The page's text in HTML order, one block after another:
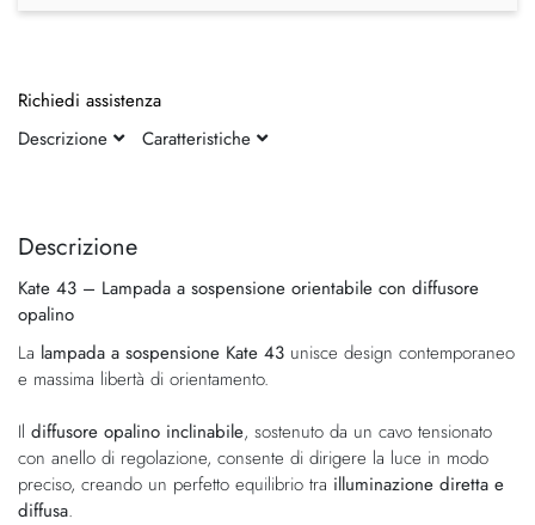
fine
galleria
di
immagini
della
di
immagini
Descrizione
Kate 43 – Lampada a sospensione orientabile con diffusore
opalino
La lampada a sospensione Kate 43 unisce design contemporaneo
e massima libertà di orientamento.
Il diffusore opalino inclinabile, sostenuto da un cavo tensionato
con anello di regolazione, consente di dirigere la luce in modo
preciso, creando un perfetto equilibrio tra illuminazione diretta e
diffusa.
Richiedi assistenza
Descrizione
Caratteristiche